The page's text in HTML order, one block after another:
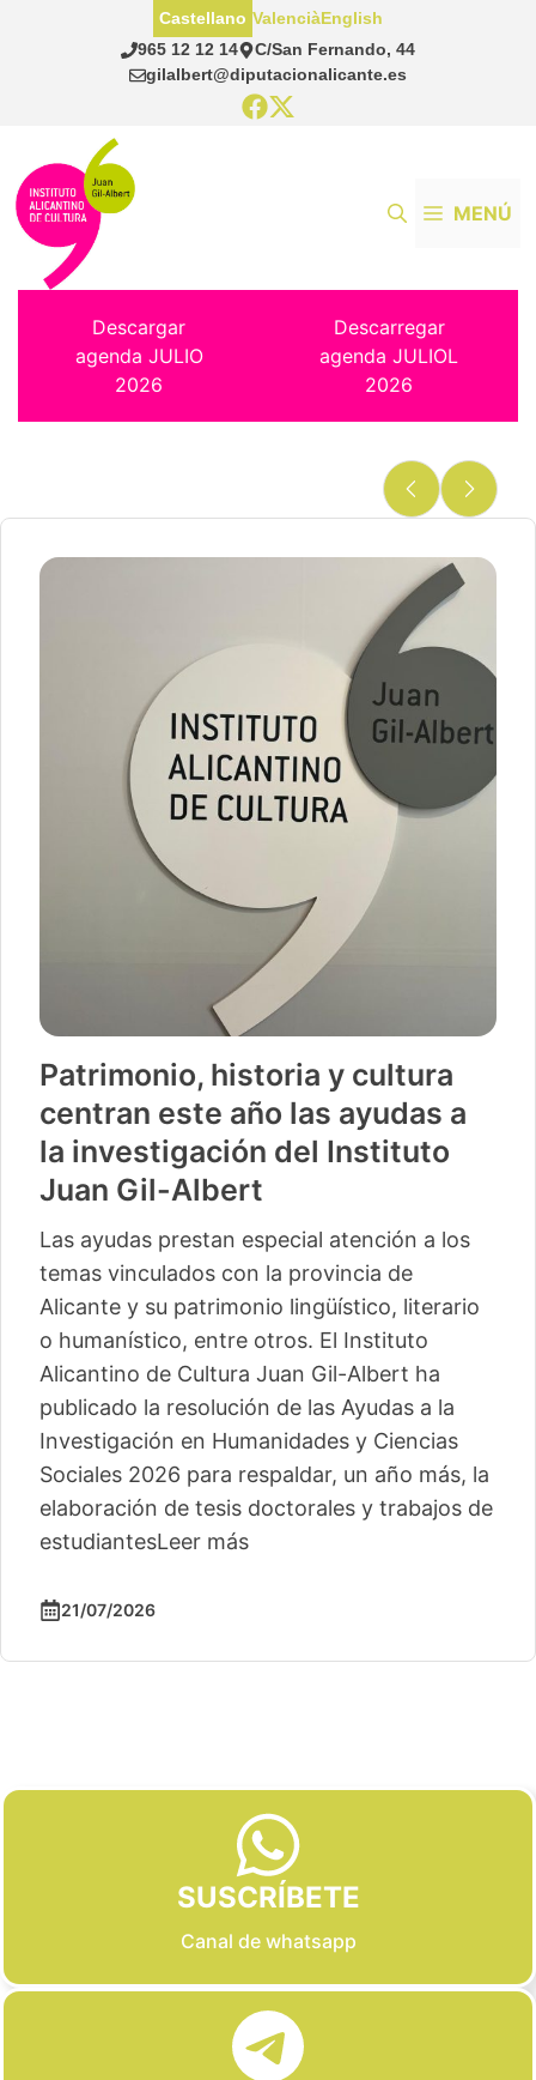
965 12 12 14
C/San Fernando, 44
gilalbert@diputacionalicante.es
Castellano ValenciàEnglish
MENÚ
Descargar
agenda JULIO
2026
Descarregar
agenda JULIOL
2026
Patrimonio, historia y cultura
centran este año las ayudas a
la investigación del Instituto
Juan Gil-Albert
Las ayudas prestan especial atención a los
temas vinculados con la provincia de
Alicante y su patrimonio lingüístico, literario
o humanístico, entre otros. El Instituto
Alicantino de Cultura Juan Gil-Albert ha
publicado la resolución de las Ayudas a la
Investigación en Humanidades y Ciencias
Sociales 2026 para respaldar, un año más, la
elaboración de tesis doctorales y trabajos de
estudiantesLeer más
21/07/2026
SUSCRÍBETE
Canal de whatsapp